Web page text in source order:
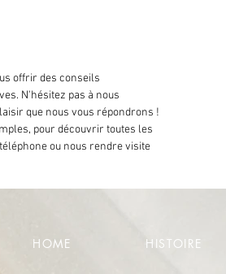
offrir des conseils
N'hésitez pas à nous
que nous vous répondrons !
pour découvrir toutes les
ou nous rendre visite
HOME HISTOIRE